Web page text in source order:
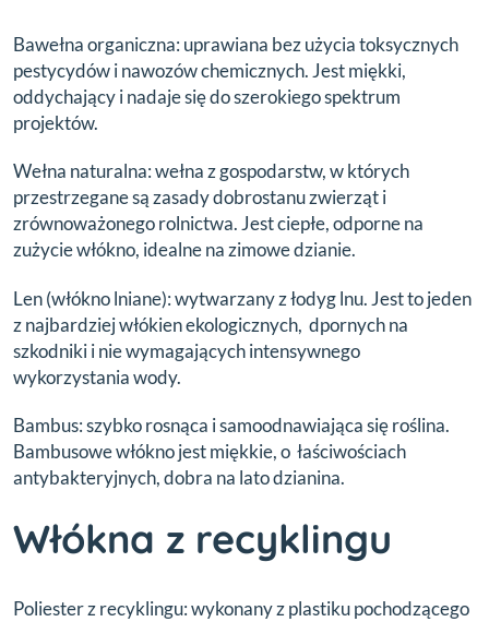
Bawełna organiczna: uprawiana bez użycia toksycznych
pestycydów i nawozów chemicznych. Jest miękki,
oddychający i nadaje się do szerokiego spektrum
projektów.
Wełna naturalna: wełna z gospodarstw, w których
przestrzegane są zasady dobrostanu zwierząt i
zrównoważonego rolnictwa. Jest ciepłe, odporne na
zużycie włókno, idealne na zimowe dzianie.
Len (włókno lniane): wytwarzany z łodyg lnu. Jest to jeden
z najbardziej włókien ekologicznych, dpornych na
szkodniki i nie wymagających intensywnego
wykorzystania wody.
Bambus: szybko rosnąca i samoodnawiająca się roślina.
Bambusowe włókno jest miękkie, o łaściwościach
antybakteryjnych, dobra na lato dzianina.
Włókna z recyklingu
Poliester z recyklingu: wykonany z plastiku pochodzącego